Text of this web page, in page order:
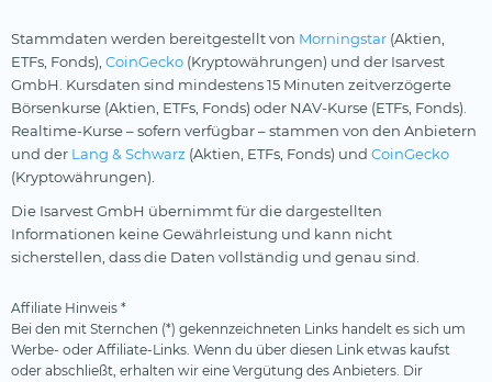
Stammdaten werden bereitgestellt von Morningstar (Aktien,
ETFs, Fonds), CoinGecko (Kryptowährungen) und der Isarvest
GmbH. Kursdaten sind mindestens 15 Minuten zeitverzögerte
Börsenkurse (Aktien, ETFs, Fonds) oder NAV-Kurse (ETFs, Fonds).
Realtime-Kurse – sofern verfügbar – stammen von den Anbietern
und der Lang & Schwarz (Aktien, ETFs, Fonds) und CoinGecko
(Kryptowährungen).
Die Isarvest GmbH übernimmt für die dargestellten
Informationen keine Gewährleistung und kann nicht
sicherstellen, dass die Daten vollständig und genau sind.
Affiliate Hinweis *
Bei den mit Sternchen (*) gekennzeichneten Links handelt es sich um
Werbe- oder Affiliate-Links. Wenn du über diesen Link etwas kaufst
oder abschließt, erhalten wir eine Vergütung des Anbieters. Dir